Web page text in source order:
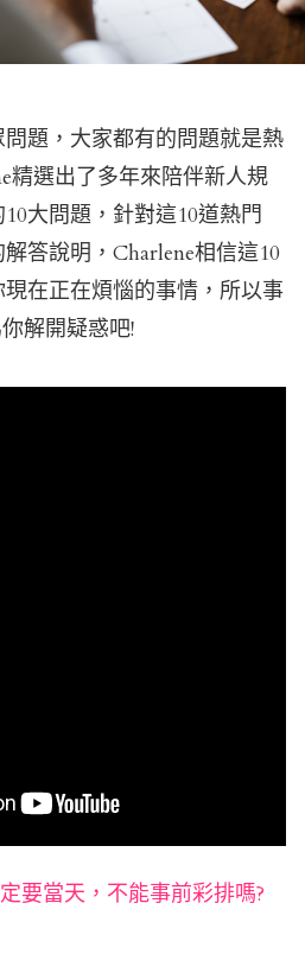
題，大家都有的問題就是熱
精選出了多年來陪伴新人規
大問題，針對這10道熱門
答說明，Charlene相信這10
在正在煩惱的事情，所以事
解開疑惑吧!
要當天，不能事前彩排嗎?